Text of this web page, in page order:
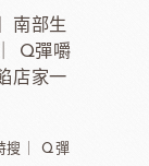
南部生
Q彈嚼
店家一
搜｜ Q彈